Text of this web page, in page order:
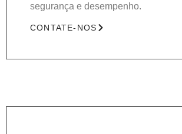
segurança e desempenho.
CONTATE-NOS